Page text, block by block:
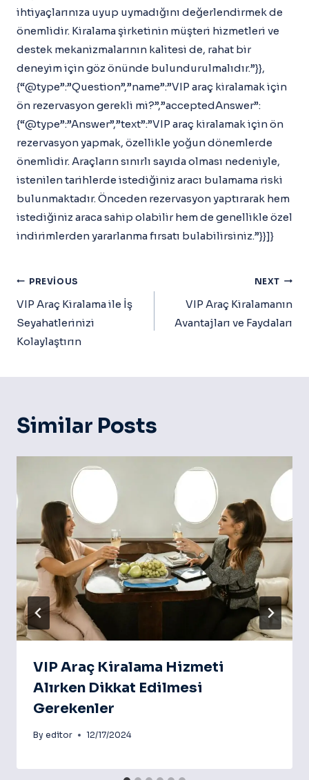
ihtiyaçlarınıza uyup uymadığını değerlendirmek de
önemlidir. Kiralama şirketinin müşteri hizmetleri ve
destek mekanizmalarının kalitesi de, rahat bir
deneyim için göz önünde bulundurulmalıdır.”}},
{“@type”:”Question”,”name”:”VIP araç kiralamak için
ön rezervasyon gerekli mi?”,”acceptedAnswer”:
{“@type”:”Answer”,”text”:”VIP araç kiralamak için ön
rezervasyon yapmak, özellikle yoğun dönemlerde
önemlidir. Araçların sınırlı sayıda olması nedeniyle,
istenilen tarihlerde istediğiniz aracı bulamama riski
bulunmaktadır. Önceden rezervasyon yaptırarak hem
istediğiniz araca sahip olabilir hem de genellikle özel
indirimlerden yararlanma fırsatı bulabilirsiniz.”}}]}
Yazı
Gezinmesi
PREVIOUS
VIP Araç Kiralama ile İş
Seyahatlerinizi
Kolaylaştırın
NEXT
VIP Araç Kiralamanın
Avantajları ve Faydaları
Similar Posts
VIP Araç Kiralama Hizmeti
Alırken Dikkat Edilmesi
Gerekenler
By editor 12/17/2024